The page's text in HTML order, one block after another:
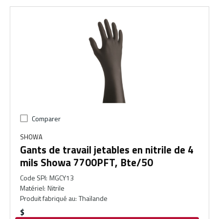
Comparer
SHOWA
Gants de travail jetables en nitrile de 4
mils Showa 7700PFT, Bte/50
Code SPI: MGCY13
Matériel: Nitrile
Produit fabriqué au: Thaïlande
$